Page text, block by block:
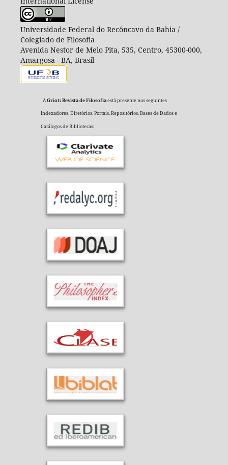
Universidade Federal do Recôncavo da Bahia /
Colegiado de Filosofia
Avenida Nestor de Melo Pita, 535, Centro, 45300-000,
Amargosa - BA, Brasil
AGriot: Revista de Filosofiaestá presente nos seguintes
Indexadores, Diretórios, Portais, Repositórios, Bases de Dados e
Catálogos de Bibliotecas: